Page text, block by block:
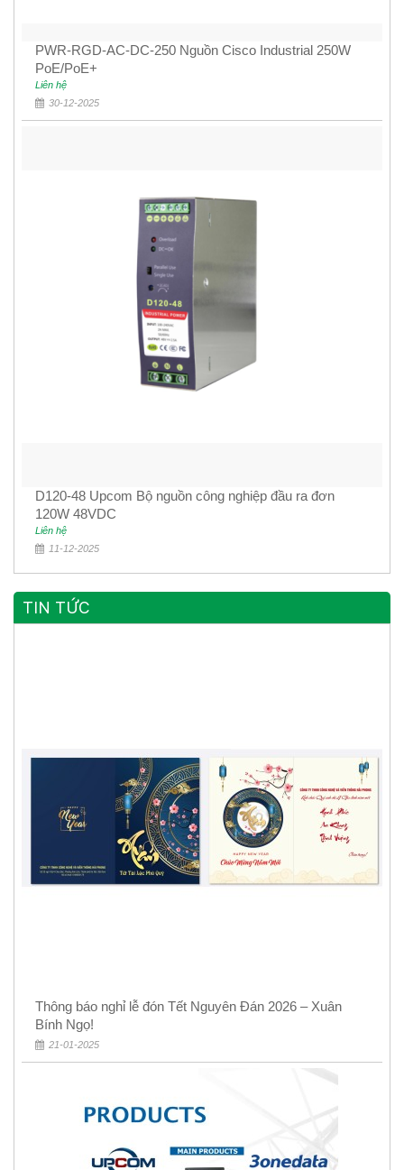
PWR-RGD-AC-DC-250 Nguồn Cisco Industrial 250W
PoE/PoE+
Liên hệ
30-12-2025
D120-48 Upcom Bộ nguồn công nghiệp đầu ra đơn
120W 48VDC
Liên hệ
11-12-2025
TIN TỨC
Thông báo nghỉ lễ đón Tết Nguyên Đán 2026 – Xuân
Bính Ngọ!
21-01-2025